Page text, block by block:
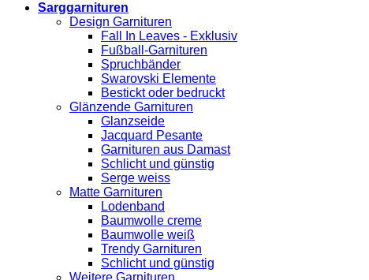
Sarggarnituren
Design Garnituren
Fall In Leaves - Exklusiv
Fußball-Garnituren
Spruchbänder
Swarovski Elemente
Bestickt oder bedruckt
Glänzende Garnituren
Glanzseide
Jacquard Pesante
Garnituren aus Damast
Schlicht und günstig
Serge weiss
Matte Garnituren
Lodenband
Baumwolle creme
Baumwolle weiß
Trendy Garnituren
Schlicht und günstig
Weitere Garnituren